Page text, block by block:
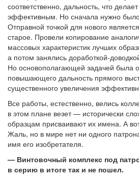
соответственно, дальность, что
эффективным. Но сначала нужно было
Отправной точкой для нового
старое. Провели копирование
массовых характеристик лучших
а потом занялись доработкой-
Но основополагающей задачей была
повышающего дальность прямого
существенного увеличения
Все работы, естественно, велись
в этом плане везет — исторически
образцам присваивают их имена. А
Жаль, но в мире нет ни одного
имя его изобретателя.
— Винтовочный комплекс под
в серию в итоге так и не пошел.